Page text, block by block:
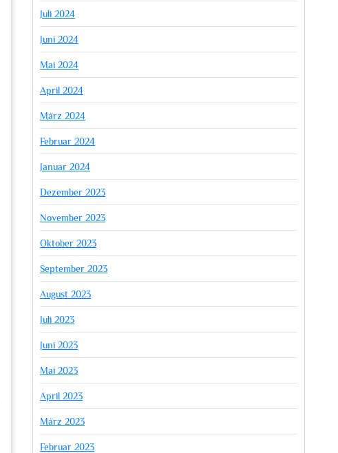
Juli 2024
Juni 2024
Mai 2024
April 2024
März 2024
Februar 2024
Januar 2024
Dezember 2023
November 2023
Oktober 2023
September 2023
August 2023
Juli 2023
Juni 2023
Mai 2023
April 2023
März 2023
Februar 2023